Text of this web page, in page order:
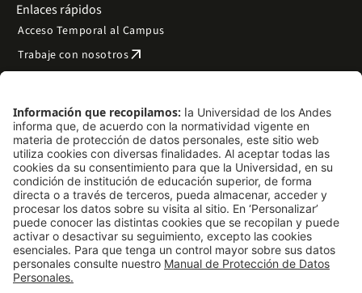
Enlaces rápidos
Acceso Temporal al Campus
Trabaje con nosotrosarrow_outward
Preguntas frecuentes
Filantropía y donacionesarrow_outward
Mapa del sitio arrow_outward
Síguenos
LinkedIn
Instagram
Facebook